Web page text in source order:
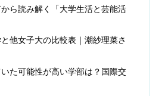
ら読み解く「大学生活と芸能活
他女子大の比較表｜潮紗理菜さ
た可能性が高い学部は？国際交